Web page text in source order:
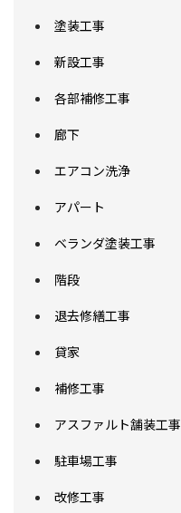
塗装工事
新設工事
各部補修工事
廊下
エアコン洗浄
アパート
ベランダ塗装工事
階段
退去修繕工事
貸家
補修工事
アスファルト舗装工事
駐車場工事
改修工事